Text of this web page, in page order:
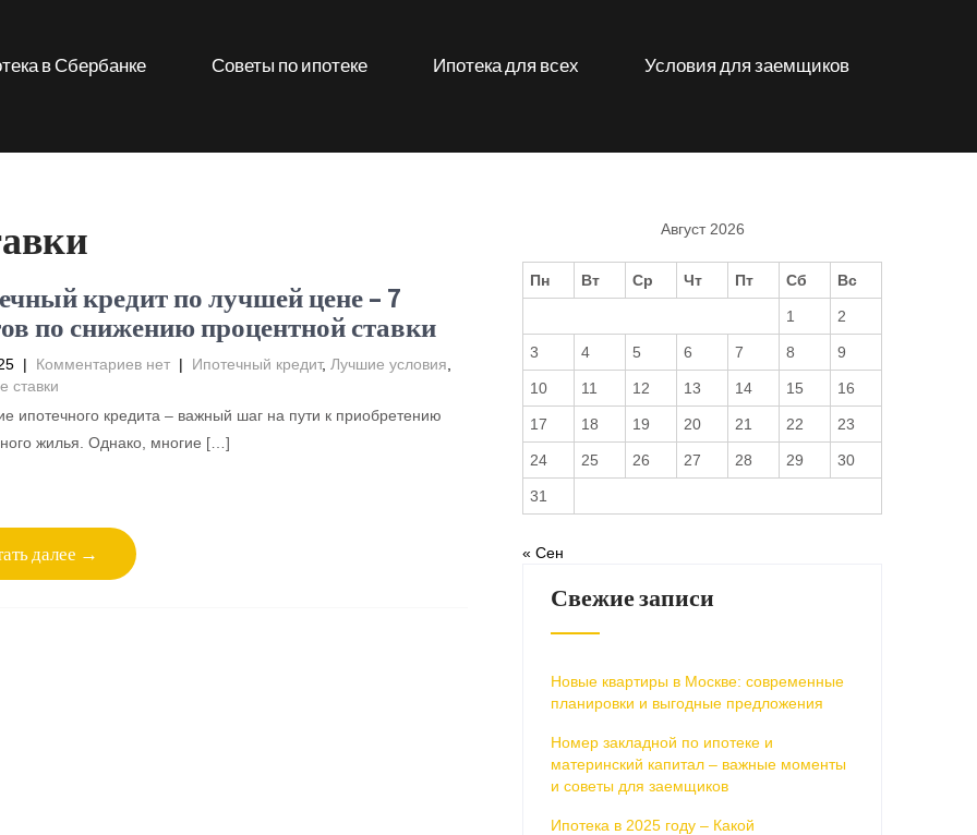
в Сбербанке Советы по ипотеке Ипотека для всех Условия для заемщиков
кредит по лучшей цене – 7
по снижению процентной ставки
| Комментариев нет | Ипотечный кредит, Лучшие условия
ставки
ипотечного кредита – важный шаг на пути к приобретению
жилья. Однако, многие […]
далее →
Август 2026
Пн Вт Ср Чт Пт Сб Вс
1 2
3 4 5 6 7 8 9
10 11 12 13 14 15 16
17 18 19 20 21 22 23
24 25 26 27 28 29 30
31
« Сен
Свежие записи
Новые квартиры в Москве: современные
планировки и выгодные предложения
Номер закладной по ипотеке и
материнский капитал – важные моменты
и советы для заемщиков
Ипотека в 2025 году – Какой